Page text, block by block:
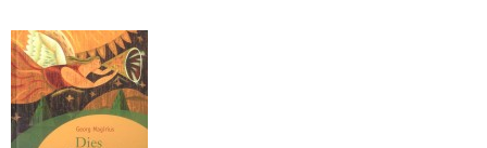
Meinungen
Menschen
Stadtkirche